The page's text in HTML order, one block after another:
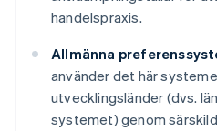
handelspraxis.
Allmänna
använder det här
utvecklingsländer (dvs.
systemet) genom